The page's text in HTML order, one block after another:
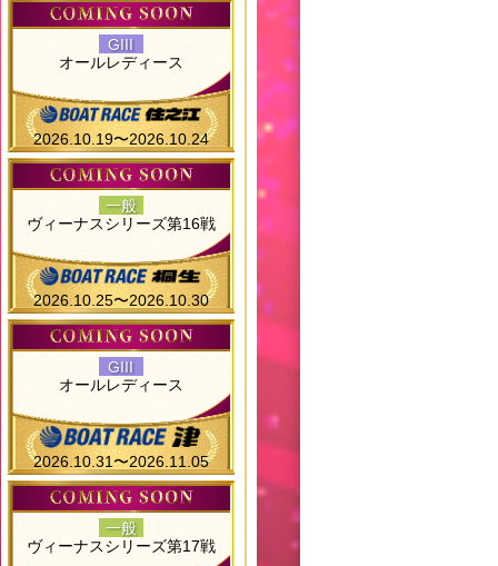
GIII
オールレディース
2026.10.19〜2026.10.24
一般
ヴィーナスシリーズ第16戦
2026.10.25〜2026.10.30
GIII
オールレディース
2026.10.31〜2026.11.05
一般
ヴィーナスシリーズ第17戦